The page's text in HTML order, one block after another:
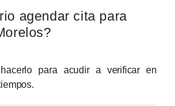
agendar cita para
para acudir a verificar en